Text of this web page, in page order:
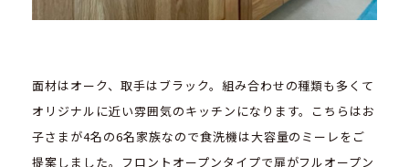
面材はオーク、取手はブラック。組み合わせの種類も多くて
オリジナルに近い雰囲気のキッチンになります。こちらはお
子さまが4名の6名家族なので食洗機は大容量のミーレをご
提案しました。フロントオープンタイプで扉がフルオープン